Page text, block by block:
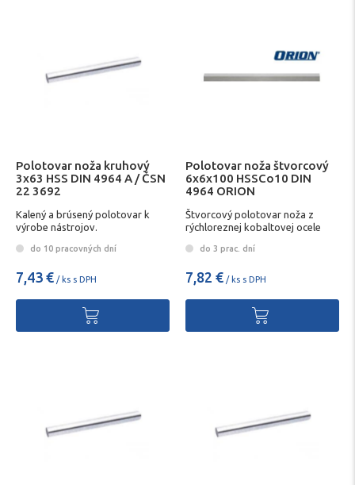
Polotovar noža kruhový
3x63 HSS DIN 4964 A / ČSN
22 3692
Kalený a brúsený polotovar k
výrobe nástrojov.
do 10 pracovných dní
7,43 € / ks s DPH
Polotovar noža štvorcový
6x6x100 HSSCo10 DIN
4964 ORION
Štvorcový polotovar noža z
rýchloreznej kobaltovej ocele
do 3 prac. dní
7,82 € / ks s DPH